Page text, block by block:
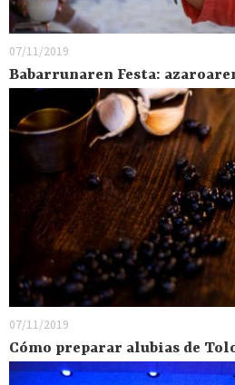
07/11/2019
Babarrunaren Festa:
07/11/2019
Cómo preparar alubias de